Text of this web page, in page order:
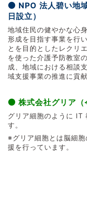
⚫ NPO 法人碧い地
日設立）
地域住民の健やかな心
形成を目指す事業を行
とを目的としたレクリ
を使った介護予防教室
成、地域における相談
域支援事業の推進に貢
⚫ 株式会社グリア
グリア細胞のように IT
す。
※グリア細胞とは脳細
援を行っています。